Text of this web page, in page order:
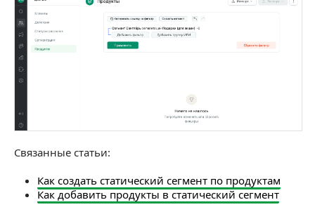
Связанные статьи:
Как создать статический сегмент по продуктам
Как добавить продукты в статический сегмент